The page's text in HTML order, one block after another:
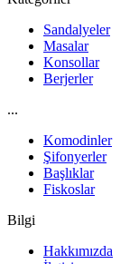
Sandalyeler
Masalar
Konsollar
Berjerler
...
Komodinler
Şifonyerler
Başlıklar
Fiskoslar
Bilgi
Hakkımızda